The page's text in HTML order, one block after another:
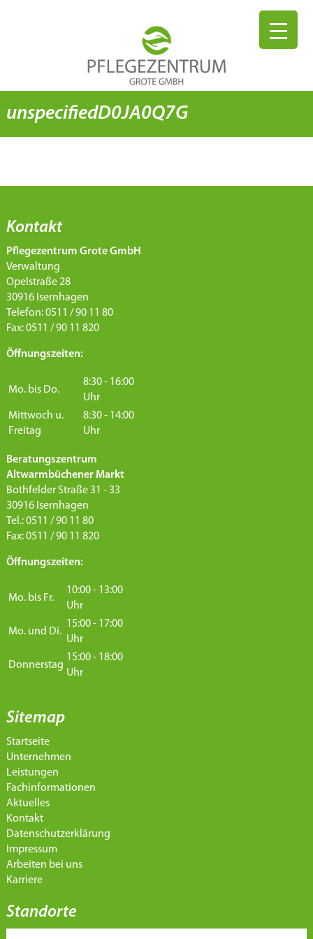
unspecifiedD0JA0Q7G
Kontakt
Pflegezentrum Grote GmbH
Verwaltung
Opelstraße 28
30916 Isernhagen
Telefon: 0511 / 90 11 80
Fax: 0511 / 90 11 820
Öffnungszeiten:
Mo. bis Do.
8:30 - 16:00
Uhr
Mittwoch u.
Freitag
8:30 - 14:00
Uhr
Beratungszentrum
Altwarmbüchener Markt
Bothfelder Straße 31 - 33
30916 Isernhagen
Tel.: 0511 / 90 11 80
Fax: 0511 / 90 11 820
Öffnungszeiten:
Mo. bis Fr.
10:00 - 13:00
Uhr
Mo. und Di.
15:00 - 17:00
Uhr
Donnerstag
15:00 - 18:00
Uhr
Sitemap
Startseite
Unternehmen
Leistungen
Fachinformationen
Aktuelles
Kontakt
Datenschutzerklärung
Impressum
Arbeiten bei uns
Karriere
Standorte